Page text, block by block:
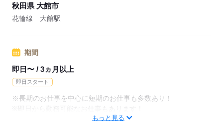
◆深夜手当アリ
◆残業代支給
勤務時間が8hを超えている場合は時給25％UP
※試用期間ナシ
応募する
秋田県 大館市
花輪線 大館駅
期間
即日〜 / 3ヵ月以上
即日スタート
※長期のお仕事を中心に短期のお仕事も多数あり！
※即日から勤務可能なお仕事もあります！
もっと見る